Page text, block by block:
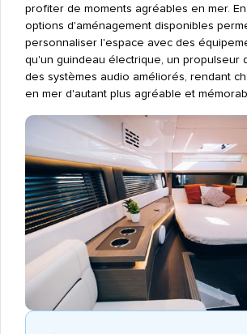
profiter de moments agréables en mer.
options d'aménagement disponibles
personnaliser l'espace avec des
qu'un guindeau électrique, un propulseur
des systèmes audio améliorés, rendant
en mer d'autant plus agréable et